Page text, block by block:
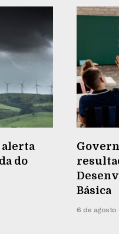
alerta
do
Básica
6 de agosto